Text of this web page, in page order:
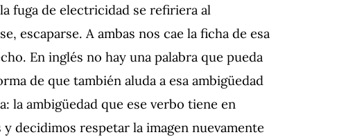
fuga de electricidad se refiriera al
escaparse. A ambas nos cae la ficha de esa
En inglés no hay una palabra que pueda
de que también aluda a esa ambigüedad
la ambigüedad que ese verbo tiene en
decidimos respetar la imagen nuevamente